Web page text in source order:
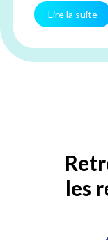
Lire la suite
les